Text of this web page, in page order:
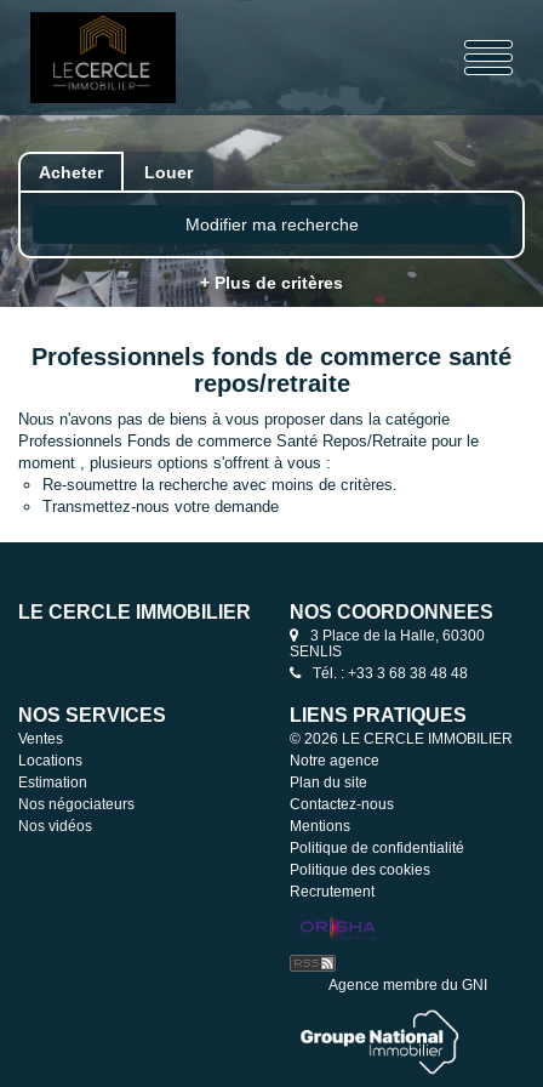
Acheter Louer
Modifier ma recherche
+ Plus de critères
Professionnels fonds de commerce santé
repos/retraite
Nous n'avons pas de biens à vous proposer dans la catégorie
Professionnels Fonds de commerce Santé Repos/Retraite pour le
moment , plusieurs options s'offrent à vous :
Re-soumettre la recherche avec moins de critères.
Transmettez-nous votre demande
LE CERCLE IMMOBILIER NOS COORDONNÉES
3 Place de la Halle, 60300
SENLIS
Tél. : +33 3 68 38 48 48
NOS SERVICES
Ventes
Locations
Estimation
Nos négociateurs
Nos vidéos
LIENS PRATIQUES
© 2026 LE CERCLE IMMOBILIER
Notre agence
Plan du site
Contactez-nous
Mentions
Politique de confidentialité
Politique des cookies
Recrutement
Agence membre du GNI